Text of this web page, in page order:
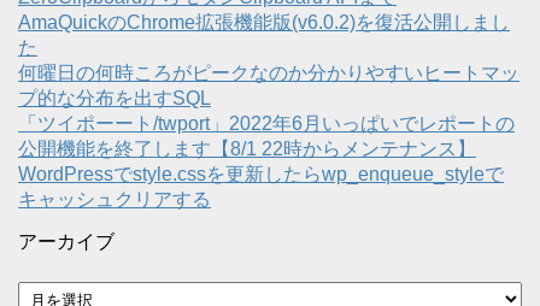
AmaQuickのChrome拡張機能版(v6.0.2)を復活公開しまし
た
何曜日の何時ころがピークなのか分かりやすいヒートマッ
プ的な分布を出すSQL
「ツイポーート/twport」2022年6月いっぱいでレポートの
公開機能を終了します【8/1 22時からメンテナンス】
WordPressでstyle.cssを更新したらwp_enqueue_styleで
キャッシュクリアする
アーカイブ
ア